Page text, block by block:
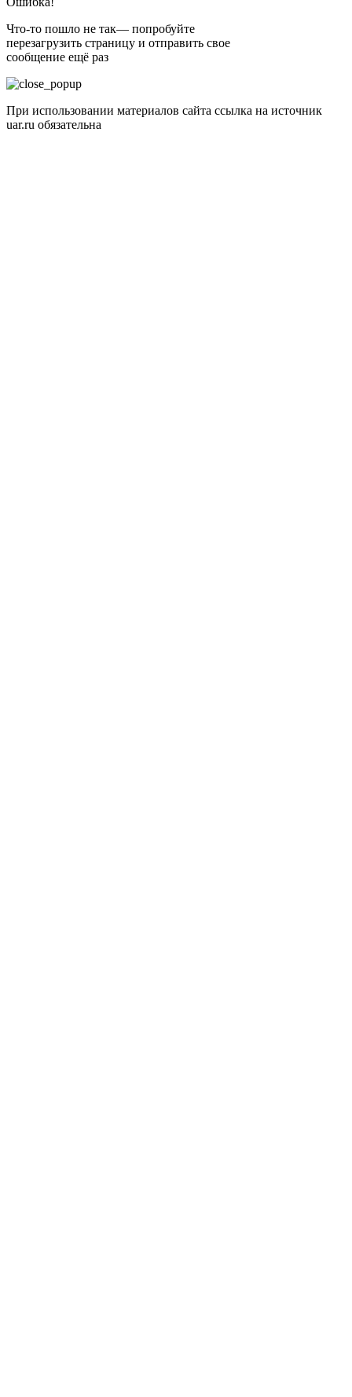
Что-то пошло не так— попробуйте
перезагрузить страницу и отправить свое
сообщение ещё раз
При использовании материалов сайта ссылка на источник
uar.ru обязательна